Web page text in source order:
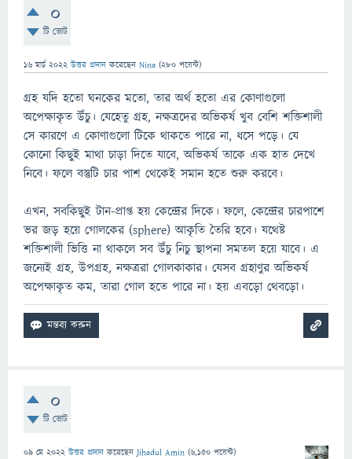
0
টি ভোট
16 মার্চ 2022 উত্তর প্রদান করেছেন Nina (280 পয়েন্ট)
গ্রহ যদি হতো ঘনকের মতো, তার অর্থ হতো এর কোণাগুলো
অপেক্ষাকৃত উঁচু। যেহেতু গ্রহ, নক্ষত্রদের অভিকর্ষ খুব বেশি শক্তিশালী
সে কারণে এ কোণাগুলো টিকে থাকতে পারে না, ধসে পড়ে। যে
কোনো কিছুই মাথা চাড়া দিতে যাবে, অভিকর্ষ তাকে এক হাত দেখে
নিবে। ফলে বস্তুটি চার পাশ থেকেই সমান হতে শুরু করবে।
এখন, সবকিছুই টান-প্রাপ্ত হয় কেন্দ্রের দিকে। ফলে, কেন্দ্রের চারপাশে
ভর জড় হয়ে গোলকের (sphere) আকৃতি তৈরি হবে। যথেষ্ট
শক্তিশালী ভিত্তি না থাকলে সব উঁচু নিচু স্থাপনা সমতল হয়ে যাবে। এ
জন্যেই গ্রহ, উপগ্রহ, নক্ষত্ররা গোলকাকার। যেসব গ্রহাণুর অভিকর্ষ
অপেক্ষাকৃত কম, তারা গোল হতে পারে না। হয় এবড়ো থেবড়ো।
0
টি ভোট
09 মে 2022 উত্তর প্রদান করেছেনJihadul Amin (6,150 পয়েন্ট)